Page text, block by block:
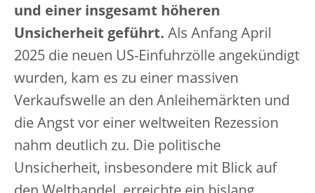
und einer insgesamt höheren
Unsicherheit geführt. Als Anfang April
2025 die neuen US-Einfuhrzölle angekündigt
wurden, kam es zu einer massiven
Verkaufswelle an den Anleihemärkten und
die Angst vor einer weltweiten Rezession
nahm deutlich zu. Die politische
Unsicherheit, insbesondere mit Blick auf